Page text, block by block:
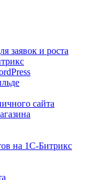
заявок и роста
сайта
на 1С-Битрикс